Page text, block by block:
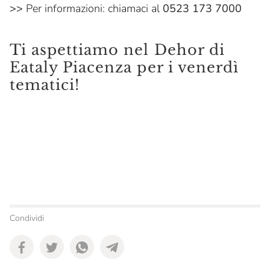
>> Per informazioni: chiamaci al 0523 173 7000
Ti aspettiamo nel Dehor di
Eataly Piacenza per i venerdì
tematici!
Condividi